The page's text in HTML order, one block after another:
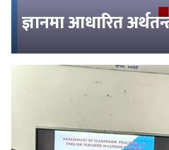
ज्ञानमा आधारित